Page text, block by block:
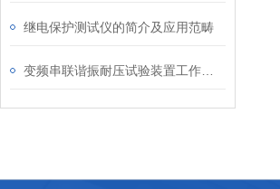
继电保护测试仪的简介及应用范畴